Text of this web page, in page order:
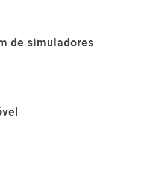
de simuladores